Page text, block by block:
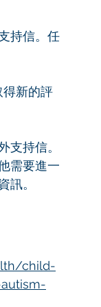
持信。任
得新的評
支持信。
需要進一
訊。
child-